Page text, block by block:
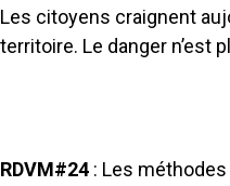
Les citoyens craignent
territoire. Le danger n’est
RDVM#24 : Les